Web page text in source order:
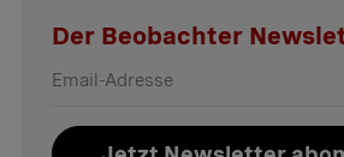
Der Beobachter